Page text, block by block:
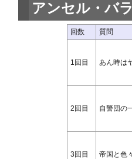
アンセル・バ
回数 質問
1回目 あん時は
2回目 自警団の
3回目 帝国と色